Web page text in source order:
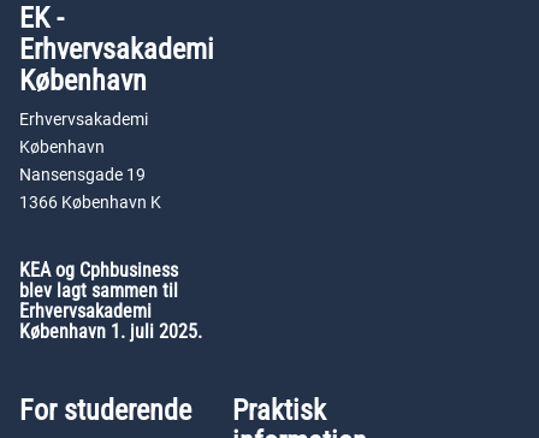
EK -
Erhvervsakademi
København
Erhvervsakademi
København
Nansensgade 19
1366 København K
KEA og Cphbusiness
blev lagt sammen til
Erhvervsakademi
København 1. juli 2025.
For studerende
Praktisk